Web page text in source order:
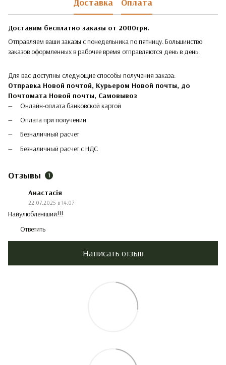
Доставим бесплатно заказы от 2000грн.
Отправляем ваши заказы с понедельника по пятницу. Большинство
заказов оформленных в рабочее время отправляются день в день.
Для вас доступны следующие способы получения заказа:
Отправка Новой почтой, Курьером Новой почты, до
Почтомата Новой почты, Самовывоз
Онлайн-оплата банковской картой
Оплата при получении
Безналичный расчет
Безналичный расчет с НДС
Отзывы 1
Анастасія
22.07.2025 в 14:07
Найулюбленіший!!!
Ответить
Написать отзыв